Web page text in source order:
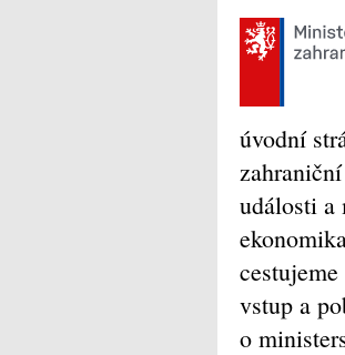
úvodní
události a
cestujeme
vstup a
o